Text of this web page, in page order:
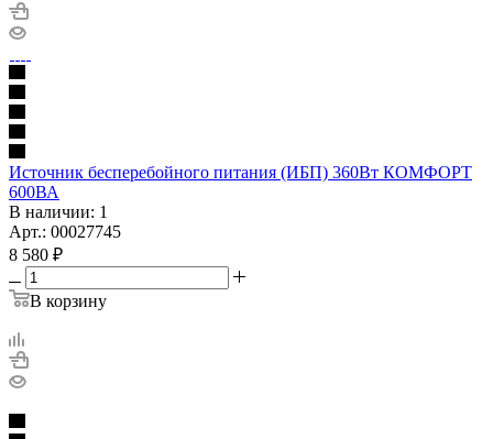
Источник бесперебойного питания (ИБП) 360Вт КОМФОРТ
600ВА
В наличии: 1
Арт.: 00027745
8 580 ₽
В корзину